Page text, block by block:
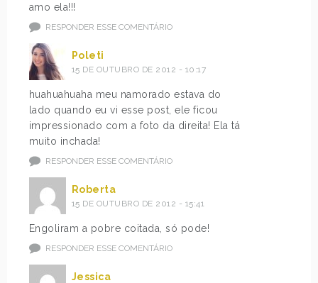
amo ela!!!
RESPONDER ESSE COMENTÁRIO
Poleti
15 DE OUTUBRO DE 2012 - 10:17
huahuahuaha meu namorado estava do
lado quando eu vi esse post, ele ficou
impressionado com a foto da direita! Ela tá
muito inchada!
RESPONDER ESSE COMENTÁRIO
Roberta
15 DE OUTUBRO DE 2012 - 15:41
Engoliram a pobre coitada, só pode!
RESPONDER ESSE COMENTÁRIO
Jessica